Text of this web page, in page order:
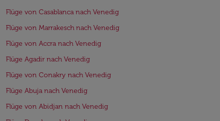
Flüge von Casablanca nach Venedig
Flüge von Marrakesch nach Venedig
Flüge von Accra nach Venedig
Flüge Agadir nach Venedig
Flüge von Conakry nach Venedig
Flüge Abuja nach Venedig
Flüge von Abidjan nach Venedig